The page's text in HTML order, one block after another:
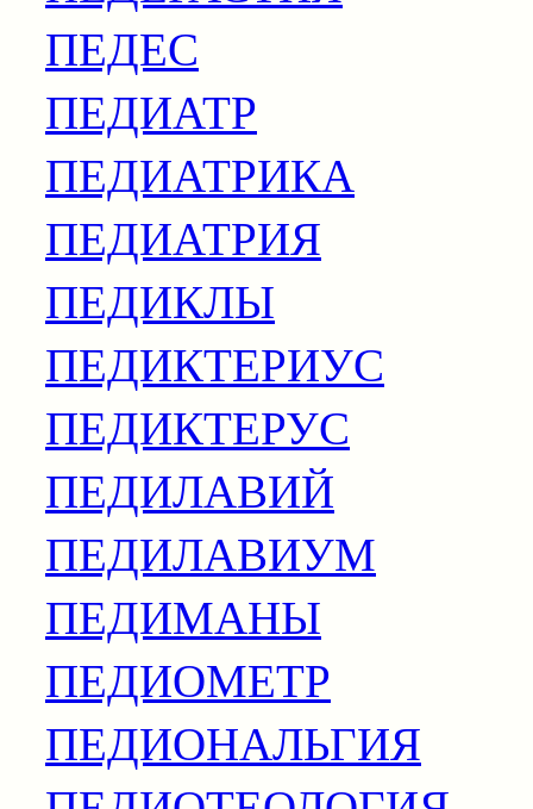
ПЕДЕС
ПЕДИАТР
ПЕДИАТРИКА
ПЕДИАТРИЯ
ПЕДИКЛЫ
ПЕДИКТЕРИУС
ПЕДИКТЕРУС
ПЕДИЛАВИЙ
ПЕДИЛАВИУМ
ПЕДИМАНЫ
ПЕДИОМЕТР
ПЕДИОНАЛЬГИЯ